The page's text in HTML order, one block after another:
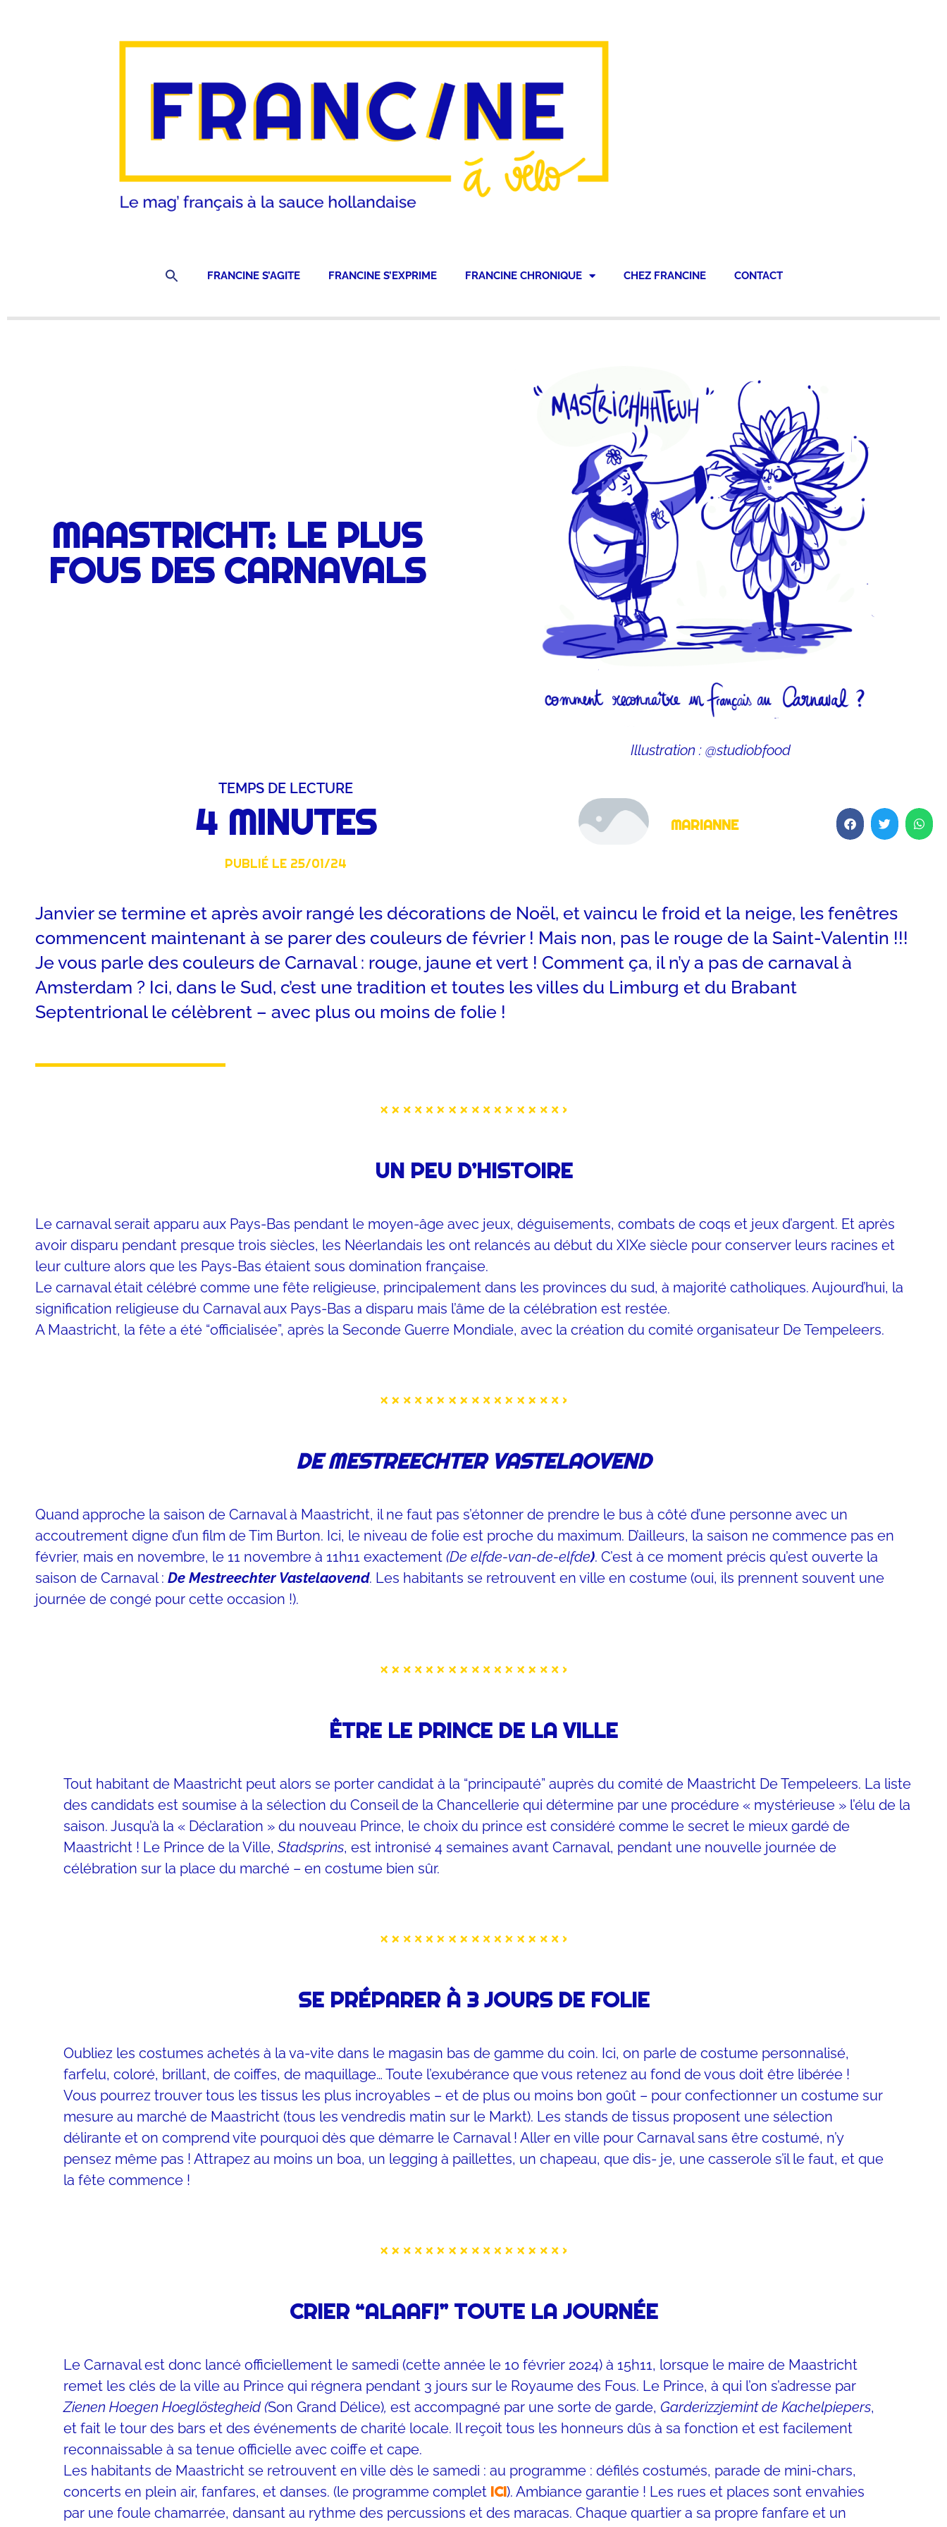
Search
FRANCINE S’AGITE FRANCINE S’EXPRIME FRANCINE CHRONIQUE CHEZ FRANCINE CONTACT
MAASTRICHT: LE PLUS
FOUS DES CARNAVALS
Illustration : @studiobfood
TEMPS DE LECTURE
4 MINUTES
PUBLIÉ LE 25/01/24
MARIANNE
Janvier se termine et après avoir rangé les décorations de Noël, et vaincu le froid et la neige, les fenêtres
commencent maintenant à se parer des couleurs de février ! Mais non, pas le rouge de la Saint-Valentin !!!
Je vous parle des couleurs de Carnaval : rouge, jaune et vert ! Comment ça, il n’y a pas de carnaval à
Amsterdam ? Ici, dans le Sud, c’est une tradition et toutes les villes du Limburg et du Brabant
Septentrional le célèbrent – avec plus ou moins de folie !
UN PEU D’HISTOIRE
Le carnaval serait apparu aux Pays-Bas pendant le moyen-âge avec jeux, déguisements, combats de coqs et jeux d’argent. Et après
avoir disparu pendant presque trois siècles, les Néerlandais les ont relancés au début du XIXe siècle pour conserver leurs racines et
leur culture alors que les Pays-Bas étaient sous domination française.
Le carnaval était célébré comme une fête religieuse, principalement dans les provinces du sud, à majorité catholiques. Aujourd’hui, la
signification religieuse du Carnaval aux Pays-Bas a disparu mais l’âme de la célébration est restée.
A Maastricht, la fête a été “officialisée”, après la Seconde Guerre Mondiale, avec la création du comité organisateur De Tempeleers.
DE MESTREECHTER VASTELAOVEND
Quand approche la saison de Carnaval à Maastricht, il ne faut pas s’étonner de prendre le bus à côté d’une personne avec un
accoutrement digne d’un film de Tim Burton. Ici, le niveau de folie est proche du maximum. D’ailleurs, la saison ne commence pas en
février, mais en novembre, le 11 novembre à 11h11 exactement (De elfde-van-de-elfde). C’est à ce moment précis qu’est ouverte la
saison de Carnaval : De Mestreechter Vastelaovend. Les habitants se retrouvent en ville en costume (oui, ils prennent souvent une
journée de congé pour cette occasion !).
ÊTRE LE PRINCE DE LA VILLE
Tout habitant de Maastricht peut alors se porter candidat à la “principauté” auprès du comité de Maastricht De Tempeleers. La liste
des candidats est soumise à la sélection du Conseil de la Chancellerie qui détermine par une procédure « mystérieuse » l’élu de la
saison. Jusqu’à la « Déclaration » du nouveau Prince, le choix du prince est considéré comme le secret le mieux gardé de
Maastricht ! Le Prince de la Ville, Stadsprins, est intronisé 4 semaines avant Carnaval, pendant une nouvelle journée de
célébration sur la place du marché – en costume bien sûr.
SE PRÉPARER À 3 JOURS DE FOLIE
Oubliez les costumes achetés à la va-vite dans le magasin bas de gamme du coin. Ici, on parle de costume personnalisé,
farfelu, coloré, brillant, de coiffes, de maquillage… Toute l’exubérance que vous retenez au fond de vous doit être libérée !
Vous pourrez trouver tous les tissus les plus incroyables – et de plus ou moins bon goût – pour confectionner un costume sur
mesure au marché de Maastricht (tous les vendredis matin sur le Markt). Les stands de tissus proposent une sélection
délirante et on comprend vite pourquoi dès que démarre le Carnaval ! Aller en ville pour Carnaval sans être costumé, n’y
pensez même pas ! Attrapez au moins un boa, un legging à paillettes, un chapeau, que dis- je, une casserole s’il le faut, et que
la fête commence !
CRIER “ALAAF!” TOUTE LA JOURNÉE
Le Carnaval est donc lancé officiellement le samedi (cette année le 10 février 2024) à 15h11, lorsque le maire de Maastricht
remet les clés de la ville au Prince qui régnera pendant 3 jours sur le Royaume des Fous. Le Prince, à qui l’on s’adresse par
Zienen Hoegen Hoeglöstegheid (Son Grand Délice), est accompagné par une sorte de garde, Garderizzjemint de Kachelpiepers,
et fait le tour des bars et des événements de charité locale. Il reçoit tous les honneurs dûs à sa fonction et est facilement
reconnaissable à sa tenue officielle avec coiffe et cape.
Les habitants de Maastricht se retrouvent en ville dès le samedi : au programme : défilés costumés, parade de mini-chars,
concerts en plein air, fanfares, et danses. (le programme complet ICI). Ambiance garantie ! Les rues et places sont envahies
par une foule chamarrée, dansant au rythme des percussions et des maracas. Chaque quartier a sa propre fanfare et un